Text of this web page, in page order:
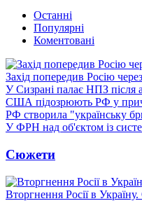
Останні
Популярні
Коментовані
Захід попередив Росію через
У Сизрані палає НПЗ після
США підозрюють РФ у
РФ створила "українську
У ФРН над об'єктом із
Сюжети
Вторгнення Росії в